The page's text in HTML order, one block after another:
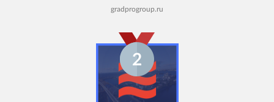
gradprogroup.ru
2